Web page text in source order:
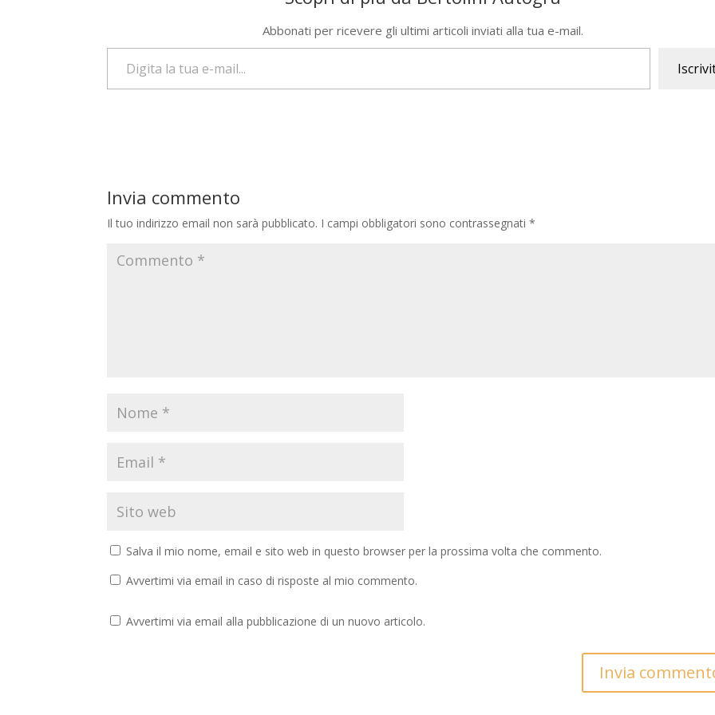
Abbonati per ricevere gli ultimi articoli inviati alla tua e-mail.
Digita la tua e-mail...
Invia commento
Il tuo indirizzo email non sarà pubblicato. I campi obbligatori sono contrassegnati*
Salva il mio nome, email e sito web in questo browser per la prossima volta che commento.
Avvertimi via email in caso di risposte al mio commento.
Avvertimi via email alla pubblicazione di un nuovo articolo.